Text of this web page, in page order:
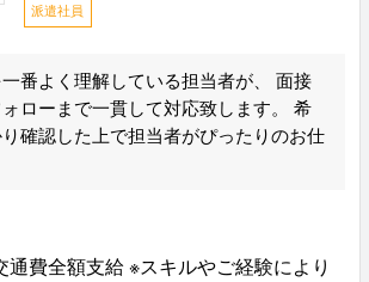
派遣社員
番よく理解している担当者が、 面接
ローまで一貫して対応致します。 希
確認した上で担当者がぴったりのお仕
通費全額支給 ※スキルやご経験により